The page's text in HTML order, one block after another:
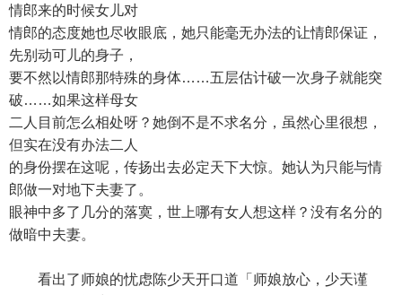
情郎来的时候女儿对
情郎的态度她也尽收眼底，她只能毫无办法的让情郎保证，
先别动可儿的身子，
要不然以情郎那特殊的身体……五层估计破一次身子就能突
破……如果这样母女
二人目前怎么相处呀？她倒不是不求名分，虽然心里很想，
但实在没有办法二人
的身份摆在这呢，传扬出去必定天下大惊。她认为只能与情
郎做一对地下夫妻了。
眼神中多了几分的落寞，世上哪有女人想这样？没有名分的
做暗中夫妻。
看出了师娘的忧虑陈少天开口道「师娘放心，少天谨